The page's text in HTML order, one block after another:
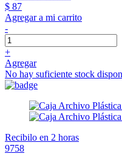
$ 87
Agregar a mi carrito
-
+
Agregar
No hay suficiente stock
Recibilo en 2 horas
9758